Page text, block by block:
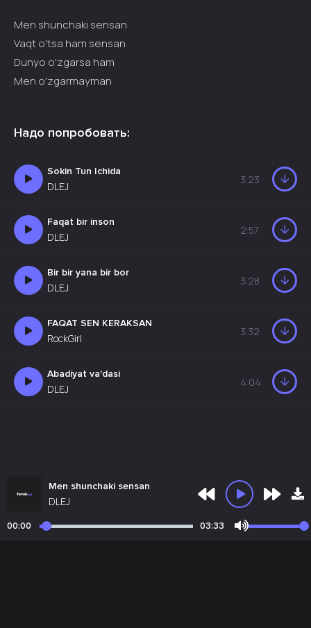
Men shunchaki sensan
Vaqt o'tsa ham sensan
Dunyo o'zgarsa ham
Men o'zgarmayman
Надо попробовать:
Sokin Tun Ichida
DLEJ
3:23
Faqat bir inson
DLEJ
2:57
Bir bir yana bir bor
DLEJ
3:28
FAQAT SEN KERAKSAN
RockGirl
3:32
Abadiyat va'dasi
DLEJ
4:04
Men shunchaki sensan
DLEJ
00:00 03:33